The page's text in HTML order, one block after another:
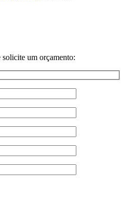
um orçamento: